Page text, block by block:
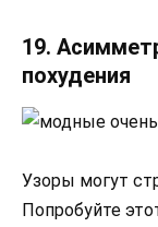
19.
похудения
Узоры могут
Попробуйте